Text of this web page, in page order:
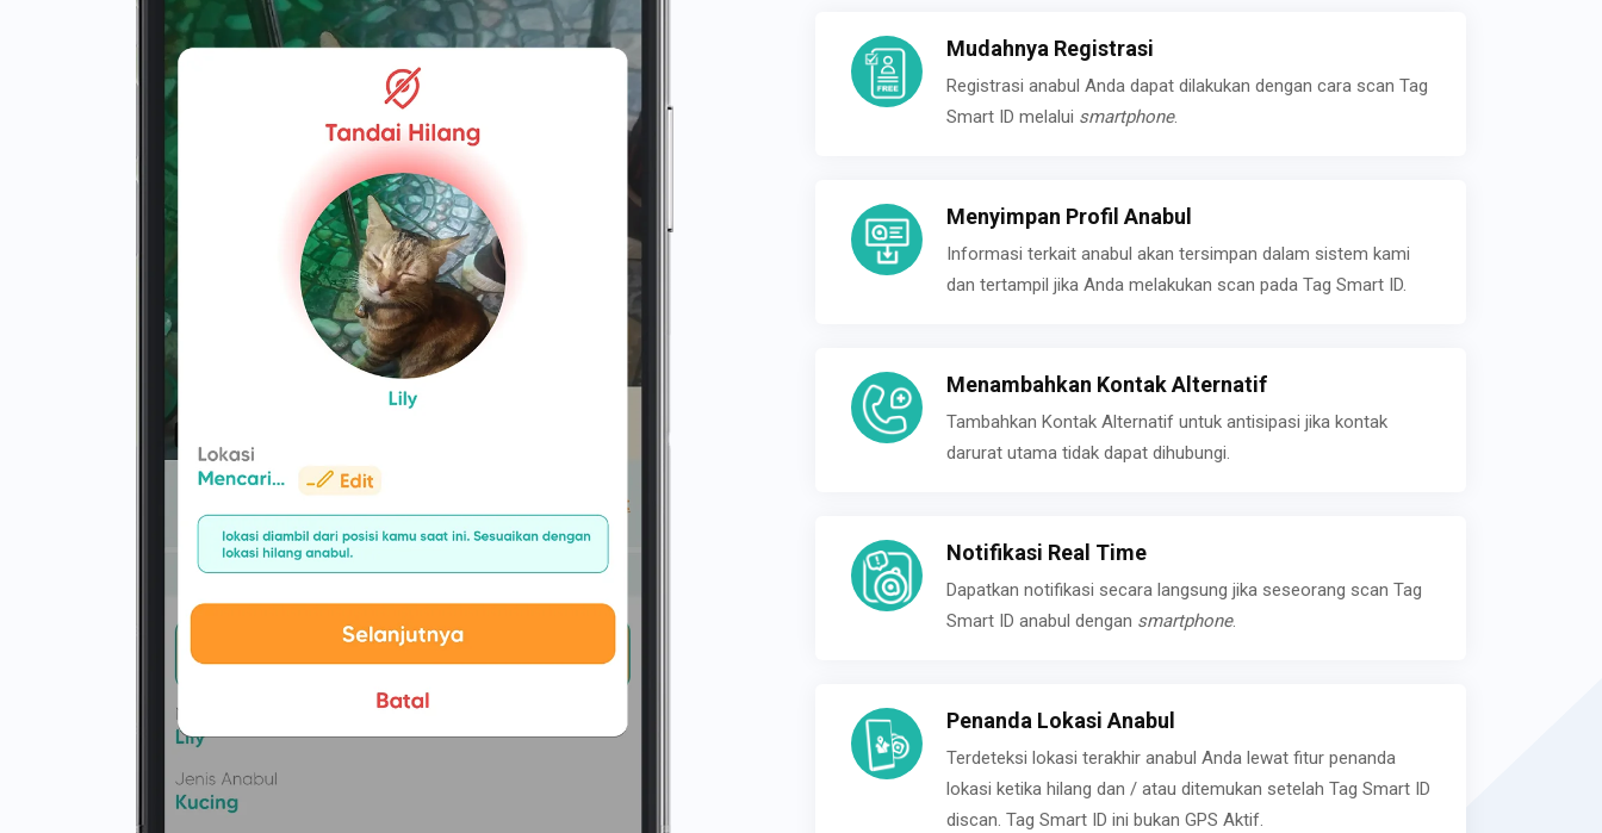
Mudahnya Registrasi
Registrasi anabul Anda dapat dilakukan dengan cara scan Tag
Smart ID melalui smartphone.
Menyimpan Profil Anabul
Informasi terkait anabul akan tersimpan dalam sistem kami
dan tertampil jika Anda melakukan scan pada Tag Smart ID.
Menambahkan Kontak Alternatif
Tambahkan Kontak Alternatif untuk antisipasi jika kontak
darurat utama tidak dapat dihubungi.
Notifikasi Real Time
Dapatkan notifikasi secara langsung jika seseorang scan Tag
Smart ID anabul dengan smartphone.
Penanda Lokasi Anabul
Terdeteksi lokasi terakhir anabul Anda lewat fitur penanda
lokasi ketika hilang dan / atau ditemukan setelah Tag Smart ID
discan. Tag Smart ID ini bukan GPS Aktif.